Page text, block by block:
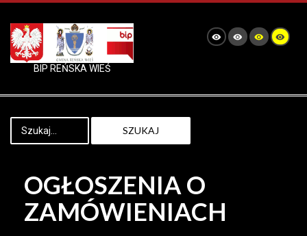
BIP REŃSKA WIEŚ
SZUKAJ
OGŁOSZENIA O
ZAMÓWIENIACH